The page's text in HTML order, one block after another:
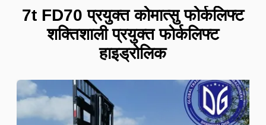
7t FD70 प्रयुक्त कोमात्सु फोर्कलिफ्ट
शक्तिशाली प्रयुक्त फोर्कलिफ्ट
हाइड्रोलिक